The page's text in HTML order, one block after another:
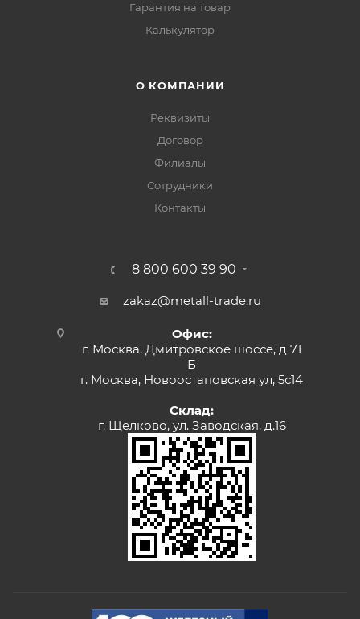
Гарантия на товар
Калькулятор
О КОМПАНИИ
Реквизиты
Договор
Филиалы
Сотрудники
Контакты
8 800 600 39 90
zakaz@metall-trade.ru
Офис:
г. Москва, Дмитровское шоссе, д 71
Б
г. Москва, Новоостаповская ул, 5с14
Склад:
г. Щелково, ул. Заводская, д.16